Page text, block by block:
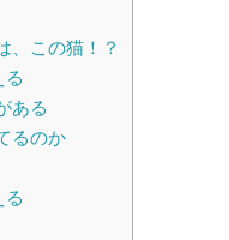
、この猫！？
る
ある
るのか
る